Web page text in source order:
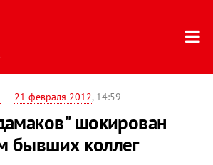
— 21 февраля 2012, 14:59
шокирован
бывших коллег